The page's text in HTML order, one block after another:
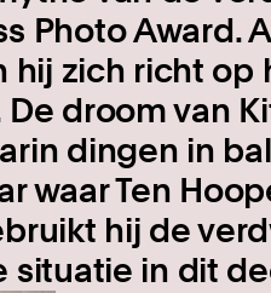
Photo Award.
hij zich richt op
droom van
dingen in
waar Ten
hij de
situatie in dit